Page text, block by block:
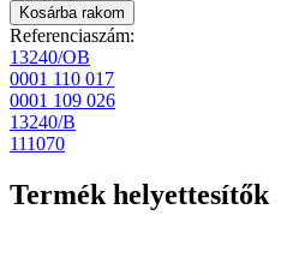
Referenciaszám:
13240/OB
0001 110 017
0001 109 026
13240/B
111070
Termék helyettesítők